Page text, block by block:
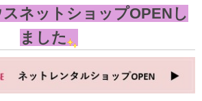
ネットショップOPENし
ました